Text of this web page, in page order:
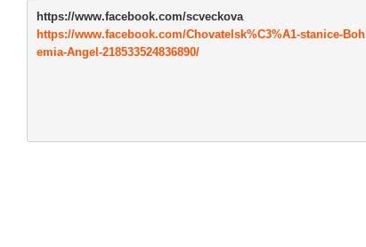
https://www.facebook.com/scveckova
https://www.facebook.com/Chovatelsk%C3%A1-stanice-Boh
emia-Angel-218533524836890/